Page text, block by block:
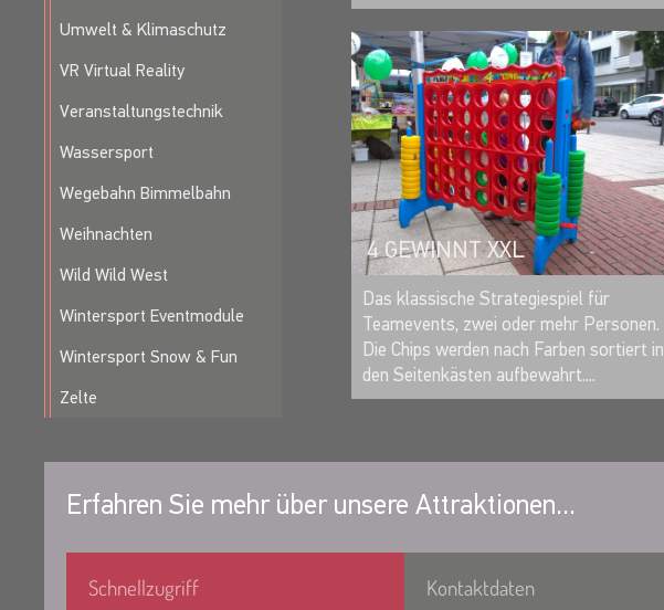
Umwelt & Klimaschutz
VR Virtual Reality
Veranstaltungstechnik
Wassersport
Wegebahn Bimmelbahn
Weihnachten
Wild Wild West
Wintersport Eventmodule
Wintersport Snow & Fun
Zelte
4 GEWINNT XXL
MERKEN
Das klassische Strategiespiel für
Teamevents, zwei oder mehr Personen.
Die Chips werden nach Farben sortiert in
den Seitenkästen aufbewahrt....
Erfahren Sie mehr über unsere Attraktionen...
Schnellzugriff Kontaktdaten